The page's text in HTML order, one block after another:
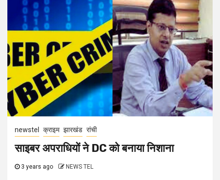
newstel क्राइम झारखंड रांची
साइबर अपराधियों ने DC को बनाया निशाना
3 years ago NEWS TEL